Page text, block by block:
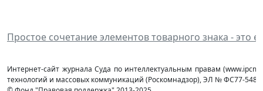
Простое сочетание элементов товарного знака - это
Интернет-сайт журнала Суда по интеллектуальным правам
технологий и массовых коммуникаций (Роcкомнадзор), ЭЛ № ФС77-